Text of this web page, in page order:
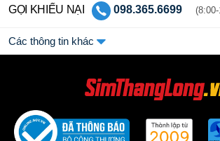
GỌI KHIẾU NẠI 098.365.6699
Các thông tin khác